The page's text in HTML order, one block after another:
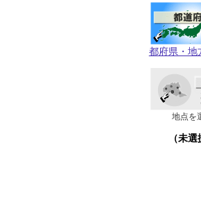
都府県・地
地点を
（未選